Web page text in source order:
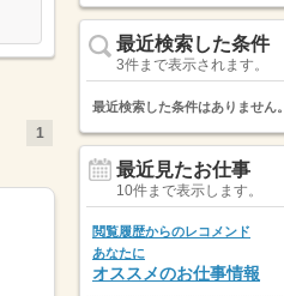
1
最近検索した条件
3件まで表示されます。
最近検索した条件はありません。
最近見たお仕事
10件まで表示します。
閲覧履歴からのレコメンド
あなたに
オススメのお仕事情報